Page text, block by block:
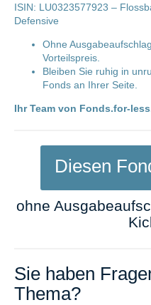
ISIN: LU0323577923 –
Defensive
Ohne
Vorteilspreis.
Bleiben Sie ruhig in
Fonds an Ihrer Seite.
Ihr Team von Fonds.for-
Diesen
ohne
Sie haben
Thema?